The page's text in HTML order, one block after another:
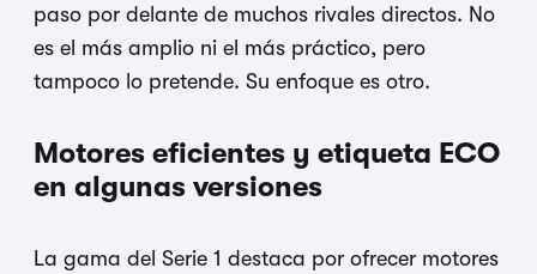
paso por delante de muchos rivales directos. No
es el más amplio ni el más práctico, pero
tampoco lo pretende. Su enfoque es otro.
Motores eficientes y etiqueta ECO
en algunas versiones
La gama del Serie 1 destaca por ofrecer motores